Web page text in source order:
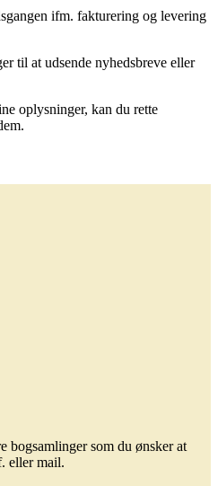
ifm. fakturering og levering
til at udsende nyhedsbreve eller
oplysninger, kan du rette
bogsamlinger som du ønsker at
eller mail.